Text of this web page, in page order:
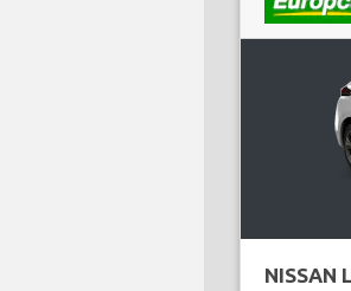
NISSAN